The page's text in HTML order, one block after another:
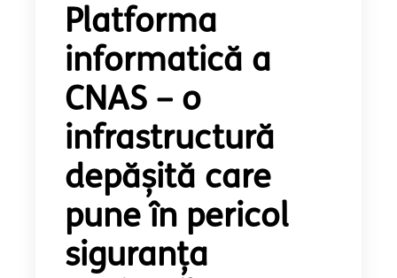
Platforma
informatică a
CNAS – o
infrastructură
depășită care
pune în pericol
siguranța